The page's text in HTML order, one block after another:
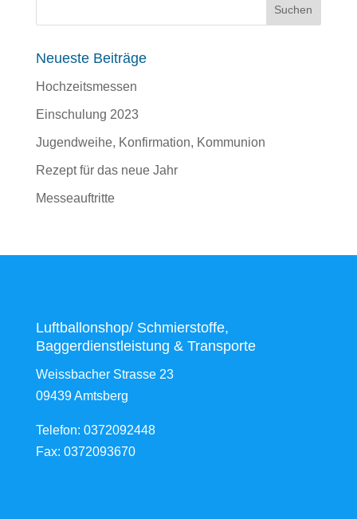
Neueste Beiträge
Hochzeitsmessen
Einschulung 2023
Jugendweihe, Konfirmation, Kommunion
Rezept für das neue Jahr
Messeauftritte
Luftballonshop/ Schmierstoffe,
Baggerdienstleistung & Transporte
Weissbacher Strasse 23
09439 Amtsberg
Telefon: 0372092448
Fax: 0372093670